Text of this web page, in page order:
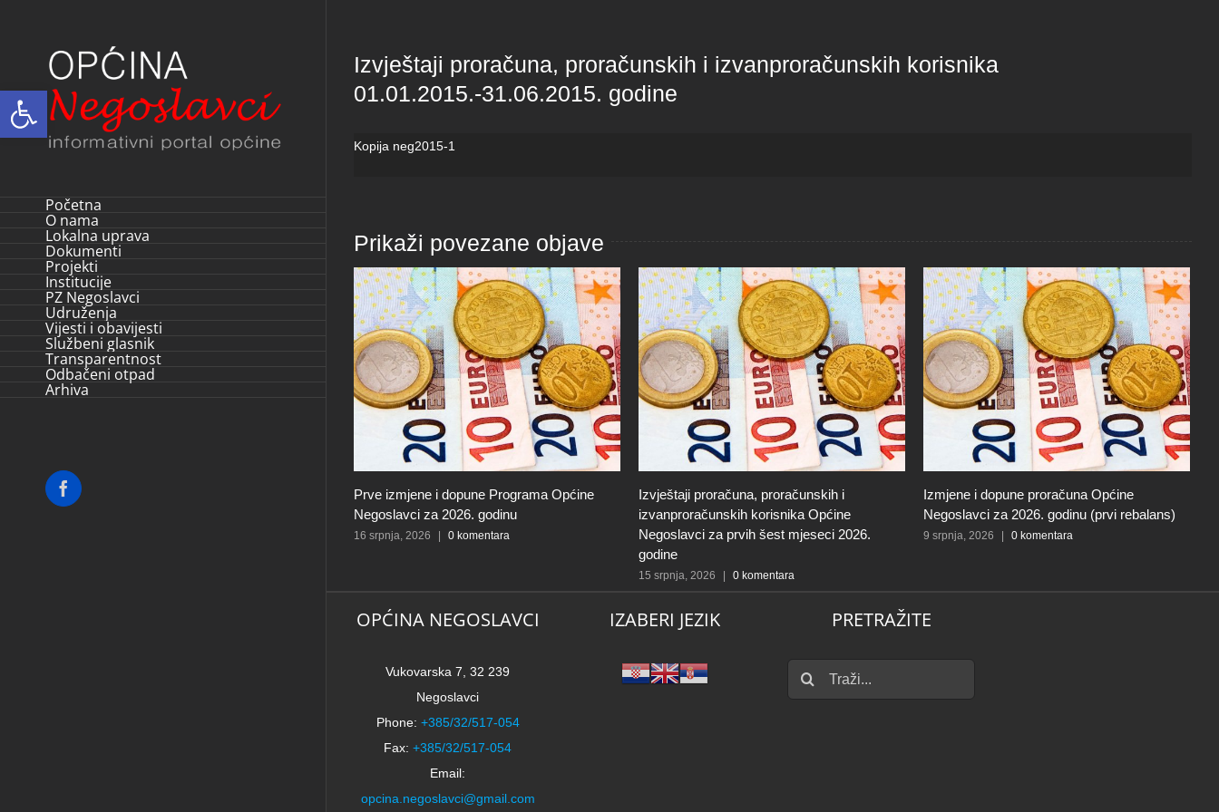
Open toolbar
Početna
O nama
Lokalna uprava
Dokumenti
Projekti
Institucije
PZ Negoslavci
Udruženja
Vijesti i obavijesti
Službeni glasnik
Transparentnost
Odbačeni otpad
Arhiva
Facebook
Izvještaji proračuna, proračunskih i izvanproračunskih korisnika
01.01.2015.-31.06.2015. godine
Kopija neg2015-1
Prikaži povezane objave
Prve izmjene i dopune Programa Općine
Negoslavci za 2026. godinu
16 srpnja, 2026 0 komentara
Izvještaji proračuna, proračunskih i
izvanproračunskih korisnika Općine
Negoslavci za prvih šest mjeseci 2026.
godine
15 srpnja, 2026 0 komentara
Izmjene i dopune proračuna Općine
Negoslavci za 2026. godinu (prvi rebalans)
9 srpnja, 2026 0 komentara
OPĆINA NEGOSLAVCI
Vukovarska 7, 32 239
Negoslavci
Phone: +385/32/517-054
Fax: +385/32/517-054
Email:
opcina.negoslavci@gmail.com
IZABERI JEZIK PRETRAŽITE
Traži...